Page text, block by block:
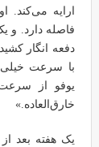
ارایه
فاصله دارد. و
با سرعت خیلی
یوفو از
خارق‌العاده.»
یک هفته بعد